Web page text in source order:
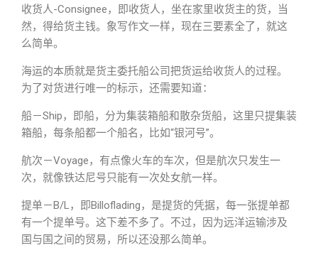
收货人-Consignee，即收货人，坐在家里收货主的货，当
然，得给货主钱。象写作文一样，现在三要素全了，就这
么简单。
海运的本质就是货主委托船公司把货运给收货人的过程。
为了对货进行唯一的标示，还需要知道：
船－Ship，即船，分为集装箱船和散杂货船，这里只提集装
箱船，每条船都一个船名，比如“银河号”。
航次－Voyage，有点像火车的车次，但是航次只发生一
次，就像铁达尼号只能有一次处女航一样。
提单－B/L，即Billoflading，是提货的凭据，每一张提单都
有一个提单号。这下差不多了。不过，因为远洋运输涉及
国与国之间的贸易，所以还没那么简单。